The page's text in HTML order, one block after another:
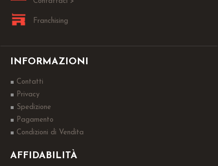
Franchising
INFORMAZIONI
Contatti
Privacy
Spedizione
Pagamento
Condizioni di Vendita
AFFIDABILITÀ